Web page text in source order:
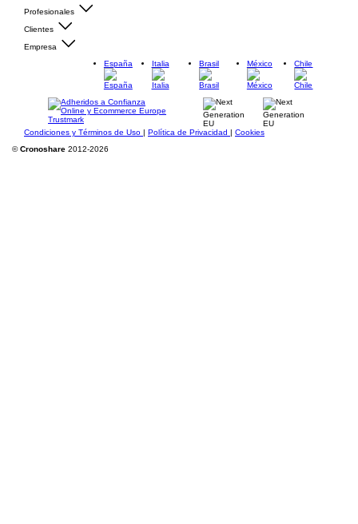
Profesionales
Clientes
Empresa
España
Italia Brasil México Chile
Condiciones y Términos de Uso | Política de Privacidad | Cookies
©Cronoshare 2012-2026